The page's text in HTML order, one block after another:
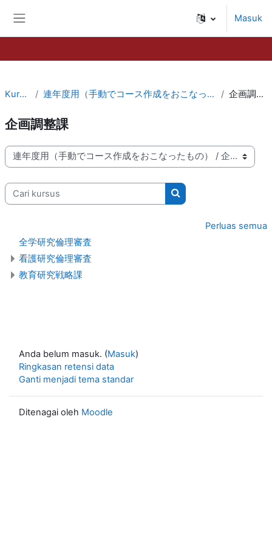
Masuk
Kursus 連年度用（手動でコース作成をおこなったもの） 企画調整課
企画調整課
Kategori kursus
Cari kursus
Cari kursus
Perluas semua
全学研究倫理審査
看護研究倫理審査
教育研究戦略課
Anda belum masuk. (Masuk)
Ringkasan retensi data
Ganti menjadi tema standar
Ditenagai oleh Moodle